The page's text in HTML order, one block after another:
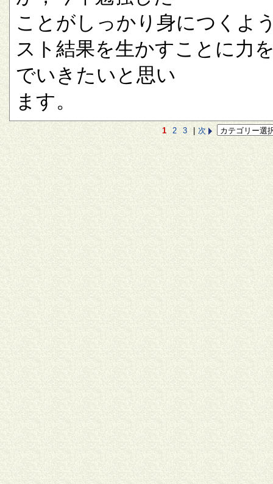
ことがしっかり身につくよ
スト結果を生かすことに力
でいきたいと思い
ます。
1 2 3 次